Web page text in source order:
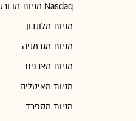
מניות מבורסת Nasdaq
מניות מלונדון
מניות מגרמניה
מניות מצרפת
מניות מאיטליה
מניות מספרד